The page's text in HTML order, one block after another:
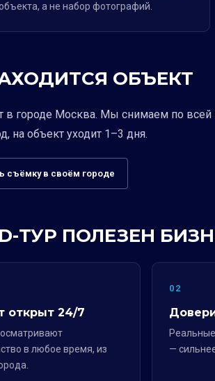
а не набор фотографий.
ОБЪЕКТ
в городе Москва. Мы снимаем по
на объект уходит 1–3 дня.
съёмку в своём городе
ТУР ПОЛЕЗЕН
открыт 24/7
в любое время, из
02
—